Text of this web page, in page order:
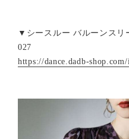
▼シースルー バルーンスリ
027
https://dance.dadb-